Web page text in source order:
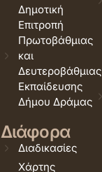
Δημοτική
Επιτροπή
Πρωτοβάθμιας
και
Δευτεροβάθμιας
Εκπαίδευσης
Δήμου Δράμας
Διάφορα
Διαδικασίες
Χάρτης